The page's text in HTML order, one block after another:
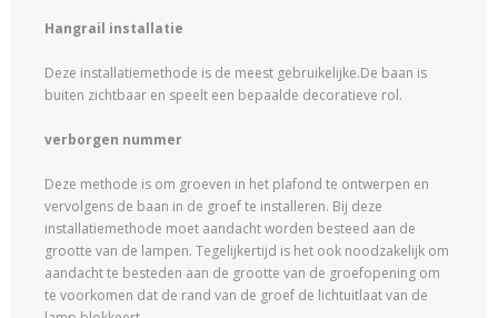
Hangrail installatie
Deze installatiemethode is de meest gebruikelijke.De baan is
buiten zichtbaar en speelt een bepaalde decoratieve rol.
verborgen nummer
Deze methode is om groeven in het plafond te ontwerpen en
vervolgens de baan in de groef te installeren. Bij deze
installatiemethode moet aandacht worden besteed aan de
grootte van de lampen. Tegelijkertijd is het ook noodzakelijk om
aandacht te besteden aan de grootte van de groefopening om
te voorkomen dat de rand van de groef de lichtuitlaat van de